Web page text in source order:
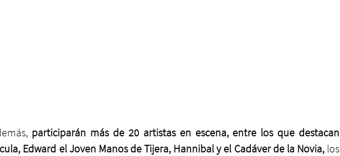
participarán más de 20 artistas en escena, entre los que destacan
Edward el Joven Manos de Tijera, Hannibal y el Cadáver de la Novia, los